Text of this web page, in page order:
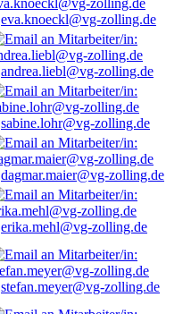
eva.knoeckl@vg-zolling.de
andrea.liebl@vg-zolling.de
sabine.lohr@vg-zolling.de
dagmar.maier@vg-zolling.de
erika.mehl@vg-zolling.de
stefan.meyer@vg-zolling.de